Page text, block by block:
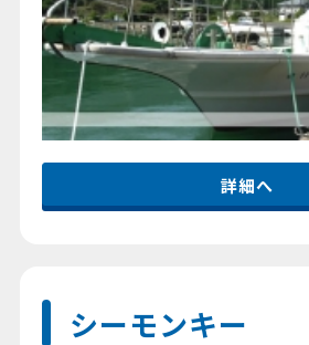
詳細へ
シーモンキー